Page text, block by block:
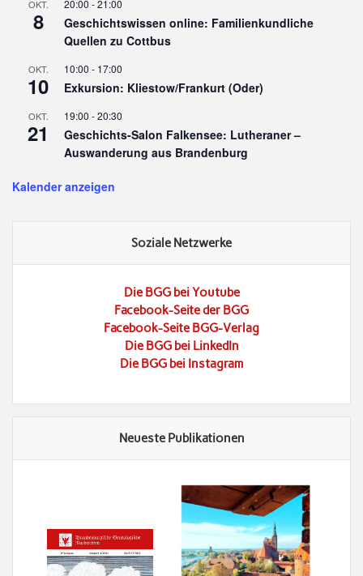
OKT.
8
20:00 -21:00
Geschichtswissen online: Familienkundliche
Quellen zu Cottbus
OKT.
10
10:00 - 17:00
Exkursion: Kliestow/Frankurt (Oder)
OKT.
21
19:00 -20:30
Geschichts-Salon Falkensee: Lutheraner –
Auswanderung aus Brandenburg
Kalender anzeigen
Soziale Netzwerke
Die BGG bei Youtube
Facebook-Seite der BGG
Facebook-Seite BGG-Verlag
Die BGG bei LinkedIn
Die BGG bei Instagram
Neueste Publikationen